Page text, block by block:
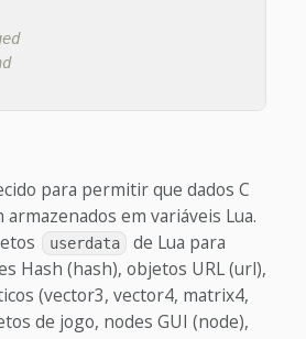
para permitir que dados C
em variáveis Lua.
userdata
de Lua para
Hash (hash), objetos URL (url),
(vector3, vector4, matrix4,
de jogo, nodes GUI (node),